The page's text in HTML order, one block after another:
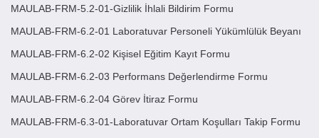
MAULAB-FRM-5.2-01-Gizlilik İhlali Bildirim Formu
MAULAB-FRM-6.2-01 Laboratuvar Personeli Yükümlülük Beyanı
MAULAB-FRM-6.2-02 Kişisel Eğitim Kayıt Formu
MAULAB-FRM-6.2-03 Performans Değerlendirme Formu
MAULAB-FRM-6.2-04 Görev İtiraz Formu
MAULAB-FRM-6.3-01-Laboratuvar Ortam Koşulları Takip Formu